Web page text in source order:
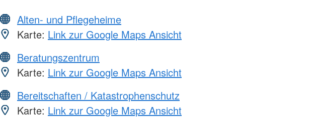
Alten- und Pflegeheime
Karte: Link zur Google Maps Ansicht
Beratungszentrum
Karte: Link zur Google Maps Ansicht
Bereitschaften / Katastrophenschutz
Karte: Link zur Google Maps Ansicht